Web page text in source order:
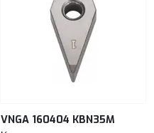
VNGA 160404 KBN35M